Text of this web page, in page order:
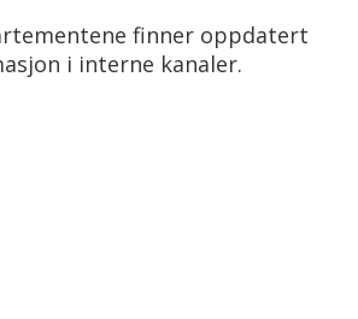
finner oppdatert
i interne kanaler.